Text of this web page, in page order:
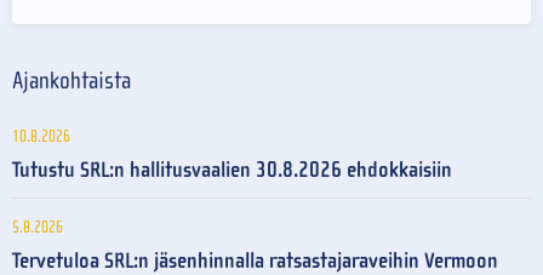
Ajankohtaista
10.8.2026
Tutustu SRL:n hallitusvaalien 30.8.2026 ehdokkaisiin
5.8.2026
Tervetuloa SRL:n jäsenhinnalla ratsastajaraveihin Vermoon